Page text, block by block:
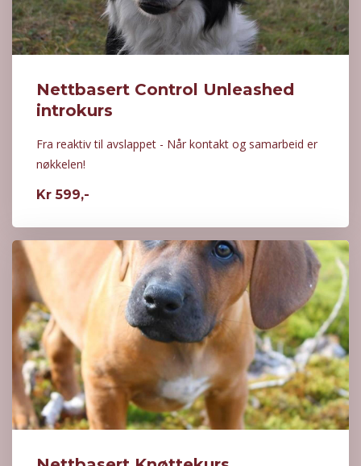
Nettbasert Control Unleashed
introkurs
Fra reaktiv til avslappet - Når kontakt og samarbeid er
nøkkelen!
Kr 599,-